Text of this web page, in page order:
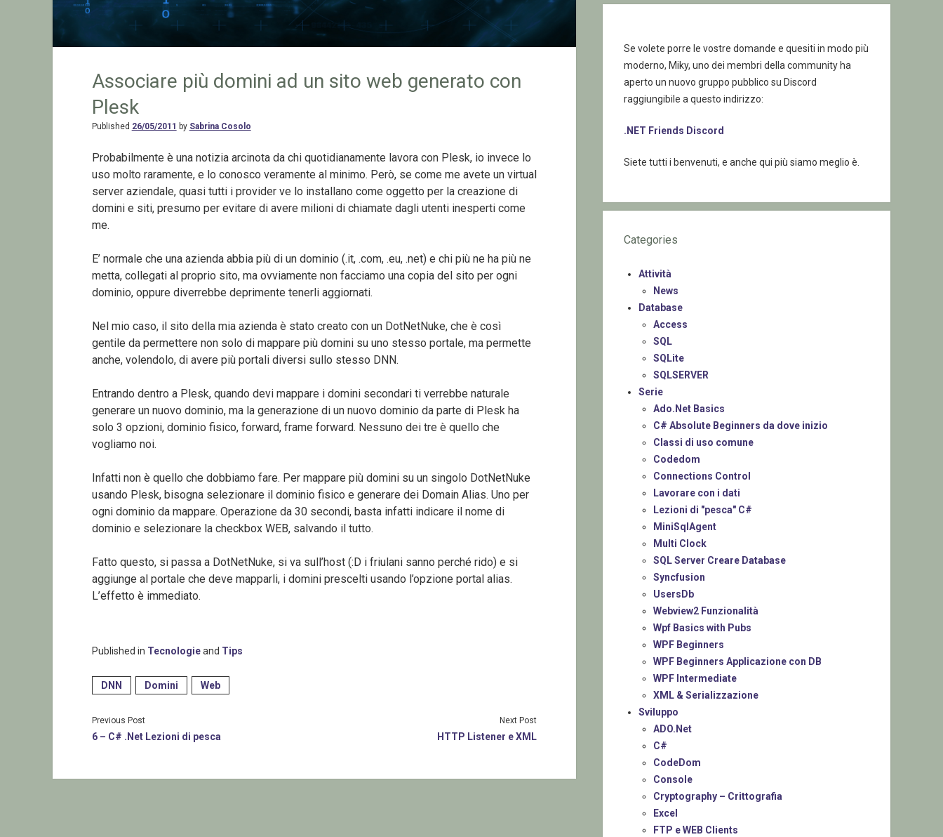
Associare più domini ad un sito web generato con
Plesk
Published 26/05/2011 by Sabrina Cosolo
Probabilmente è una notizia arcinota da chi quotidianamente lavora con Plesk, io invece lo
uso molto raramente, e lo conosco veramente al minimo. Però, se come me avete un virtual
server aziendale, quasi tutti i provider ve lo installano come oggetto per la creazione di
domini e siti, presumo per evitare di avere milioni di chiamate dagli utenti inesperti come
me.
E’ normale che una azienda abbia più di un dominio (.it, .com, .eu, .net) e chi più ne ha più ne
metta, collegati al proprio sito, ma ovviamente non facciamo una copia del sito per ogni
dominio, oppure diverrebbe deprimente tenerli aggiornati.
Nel mio caso, il sito della mia azienda è stato creato con un DotNetNuke, che è così
gentile da permettere non solo di mappare più domini su uno stesso portale, ma permette
anche, volendolo, di avere più portali diversi sullo stesso DNN.
Entrando dentro a Plesk, quando devi mappare i domini secondari ti verrebbe naturale
generare un nuovo dominio, ma la generazione di un nuovo dominio da parte di Plesk ha
solo 3 opzioni, dominio fisico, forward, frame forward. Nessuno dei tre è quello che
vogliamo noi.
Infatti non è quello che dobbiamo fare. Per mappare più domini su un singolo DotNetNuke
usando Plesk, bisogna selezionare il dominio fisico e generare dei Domain Alias. Uno per
ogni dominio da mappare. Operazione da 30 secondi, basta infatti indicare il nome di
dominio e selezionare la checkbox WEB, salvando il tutto.
Fatto questo, si passa a DotNetNuke, si va sull’host (:D i friulani sanno perché rido) e si
aggiunge al portale che deve mapparli, i domini prescelti usando l’opzione portal alias.
L’effetto è immediato.
Published in Tecnologieand Tips
DNN Domini Web
Previous Post
6 – C# .Net Lezioni di pesca
Next Post
HTTP Listener e XML
Se volete porre le vostre domande e quesiti in modo più
moderno, Miky, uno dei membri della community ha
aperto un nuovo gruppo pubblico su Discord
raggiungibile a questo indirizzo:
.NET Friends Discord
Siete tutti i benvenuti, e anche qui più siamo meglio è.
Categories
Attività
News
Database
Access
SQL
SQLite
SQLSERVER
Serie
Ado.Net Basics
C# Absolute Beginners da dove inizio
Classi di uso comune
Codedom
Connections Control
Lavorare con i dati
Lezioni di "pesca" C#
MiniSqlAgent
Multi Clock
SQL Server Creare Database
Syncfusion
UsersDb
Webview2 Funzionalità
Wpf Basics with Pubs
WPF Beginners
WPF Beginners Applicazione con DB
WPF Intermediate
XML & Serializzazione
Sviluppo
ADO.Net
C#
CodeDom
Console
Cryptography – Crittografia
Excel
FTP e WEB Clients